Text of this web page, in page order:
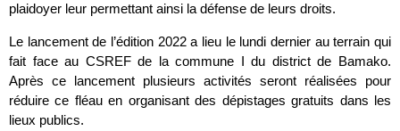
plaidoyer leur permettant ainsi la défense de leurs droits.
Le lancement de l’édition 2022 a lieu le lundi dernier au terrain qui
fait face au CSREF de la commune I du district de Bamako.
Après ce lancement plusieurs activités seront réalisées pour
réduire ce fléau en organisant des dépistages gratuits dans les
lieux publics.